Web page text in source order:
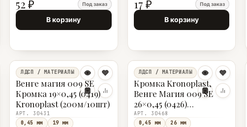
52 ₽ Под заказ
В корзину
17 ₽ Под заказ
В корзину
ЛДСП / МАТЕРИАЛЫ
Венге магия 009 SE
Кромка 19×0,45 (0419)
Kronoplast (200м/10шт)
АРТ. 30431
0,45 мм
19 мм
ЛДСП / МАТЕРИАЛЫ
Кромка Kronoplast,
Венге Магия 009 SE
26×0,45 (0426)
(200м/5шт)
АРТ. 30468
0,45 мм
26 мм